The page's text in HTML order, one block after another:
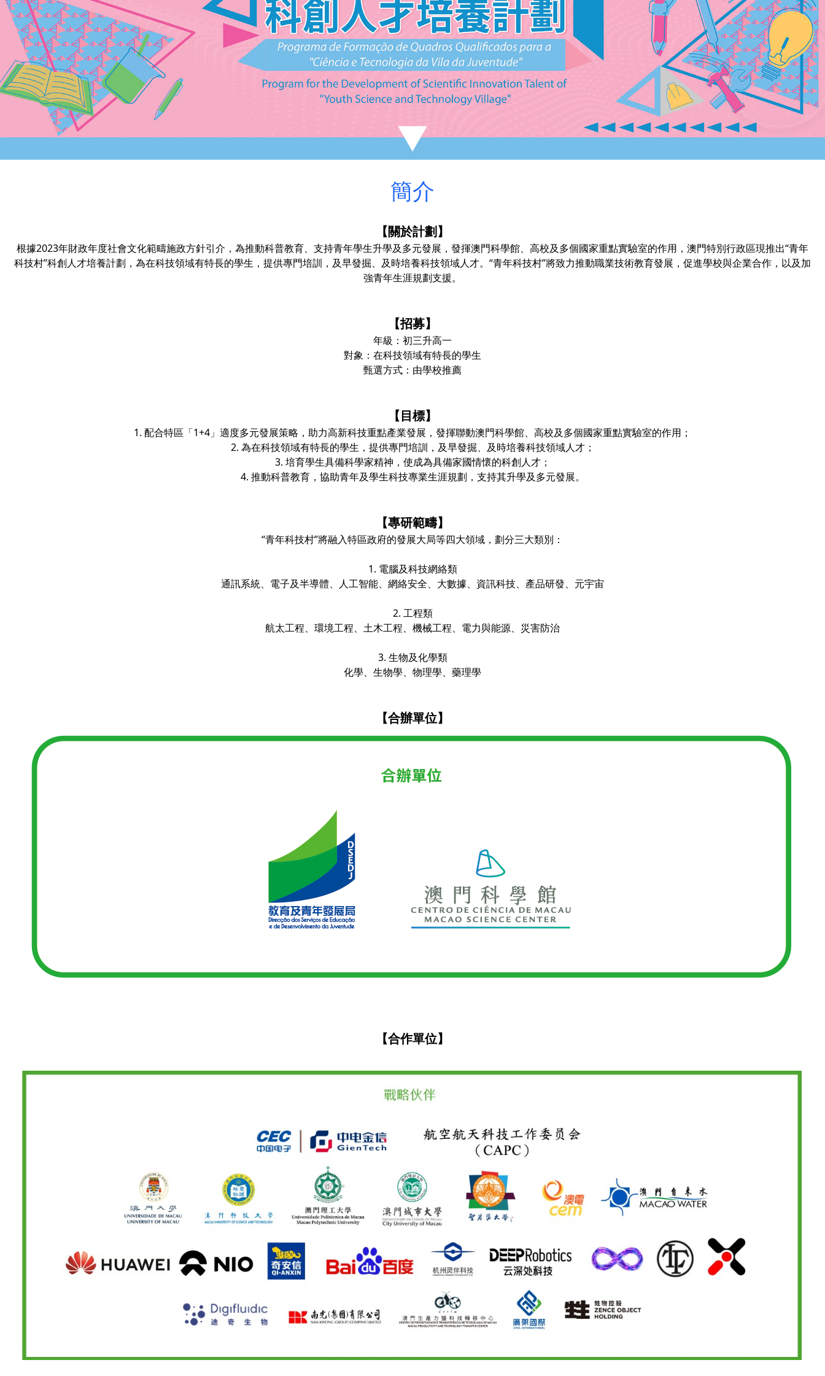
簡介
【關於計劃】
根據2023年財政年度社會文化範疇施政方針引介，為推動科普教育、支持青年學生升學及多元發展，發揮澳門科學館、高校及多個國家重點實驗室的作用，澳門特別行政區現推出“青年
科技村”科創人才培養計劃，為在科技領域有特長的學生，提供專門培訓，及早發掘、及時培養科技領域人才。“青年科技村”將致力推動職業技術教育發展，促進學校與企業合作，以及加
強青年生涯規劃支援。
【招募】
年級：初三升高一
對象：在科技領域有特長的學生
甄選方式：由學校推薦
【目標】
1. 配合特區「1+4」適度多元發展策略，助力高新科技重點產業發展，發揮聯動澳門科學館、高校及多個國家重點實驗室的作用；
2. 為在科技領域有特長的學生，提供專門培訓，及早發掘、及時培養科技領域人才；
3. 培育學生具備科學家精神，使成為具備家國情懷的科創人才；
4. 推動科普教育，協助青年及學生科技專業生涯規劃，支持其升學及多元發展。
【專研範疇】
“青年科技村”將融入特區政府的發展大局等四大領域，劃分三大類別：
1. 電腦及科技網絡類
通訊系統、電子及半導體、人工智能、網絡安全、大數據、資訊科技、產品研發、元宇宙
2. 工程類
航太工程、環境工程、土木工程、機械工程、電力與能源、災害防治
3. 生物及化學類
化學、生物學、物理學、藥理學
【合辦單位】
【合作單位】